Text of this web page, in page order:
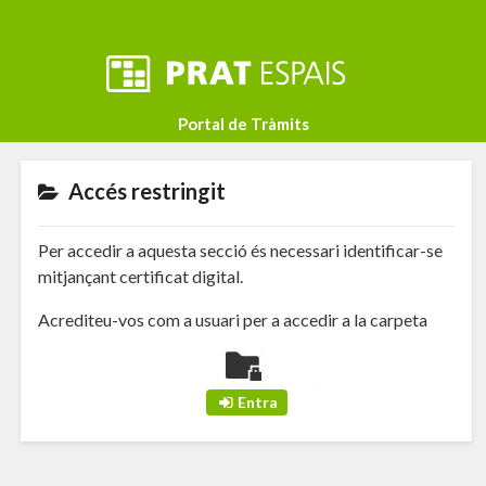
Portal de Tràmits
Accés restringit
Per accedir a aquesta secció és necessari identificar-se
mitjançant certificat digital.
Acrediteu-vos com a usuari per a accedir a la carpeta